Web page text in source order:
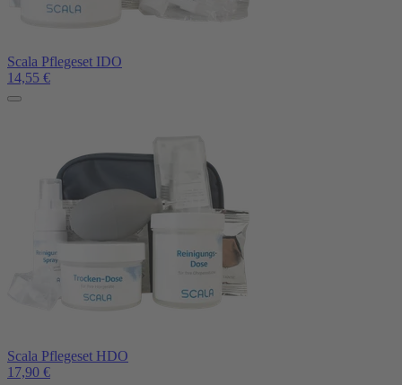
Scala Pflegeset IDO
14,55 €
Scala Pflegeset HDO
17,90 €